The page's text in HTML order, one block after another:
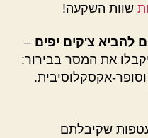
שוות השקעה!
להביא צ'קים יפים –
את המסר בבירור:
אקסקלוסיבית.
שקיבלתם